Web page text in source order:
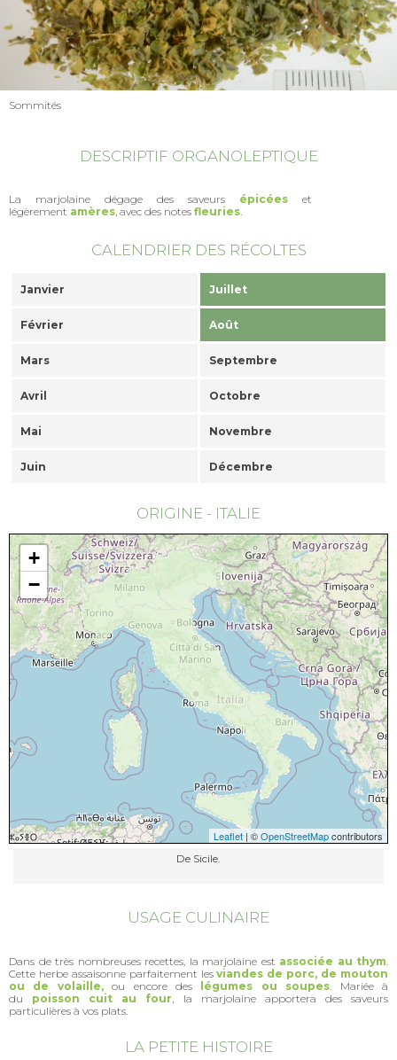
Sommités
DESCRIPTIF ORGANOLEPTIQUE
La marjolaine dégage des saveurs épicées
et
légèrement amères, avec des notes fleuries.
CALENDRIER DES RÉCOLTES
Janvier Juillet
Février Août
Mars Septembre
Avril Octobre
Mai Novembre
Juin Décembre
ORIGINE - ITALIE
+
−
Leaflet | ©OpenStreetMapcontributors
De Sicile.
USAGE CULINAIRE
Dans de très nombreuses recettes, la marjolaine est associée au thym
Cette herbe assaisonne parfaitement lesviandes de porc, de mouton
ou de volaille,ou encore des légumes ou soupes . Mariée à
du poisson cuit au four , la marjolaine apportera des saveurs
particulières à vos plats.
LA PETITE HISTOIRE